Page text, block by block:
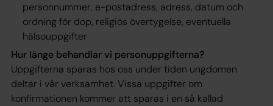
personnummer, e-postadress, adress, datum och
ordning för dop, religiös övertygelse, eventuella
hälsouppgifter
Hur länge behandlar vi personuppgifterna?
Uppgifterna sparas hos oss under tiden ungdomen
deltar i vår verksamhet. Vissa uppgifter om
konfirmationen kommer att sparas i en så kallad